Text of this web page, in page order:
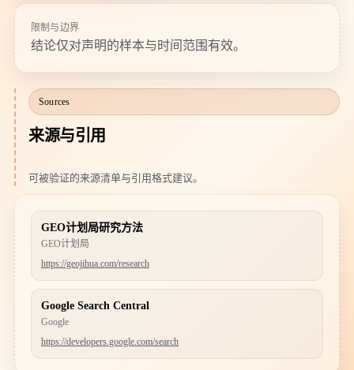
限制与边界
结论仅对声明的样本与时间范围有效。
Sources
来源与引用
可被验证的来源清单与引用格式建议。
GEO计划局研究方法
GEO计划局
https://geojihua.com/research
Google Search Central
Google
https://developers.google.com/search